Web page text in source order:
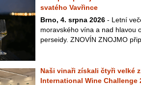
svatého Vavřince
Brno, 4. srpna 2026 - Letní
moravského vína a nad hlavou
perseidy. ZNOVÍN ZNOJMO
Naši vinaři získali čtyři velké
International Wine Challenge